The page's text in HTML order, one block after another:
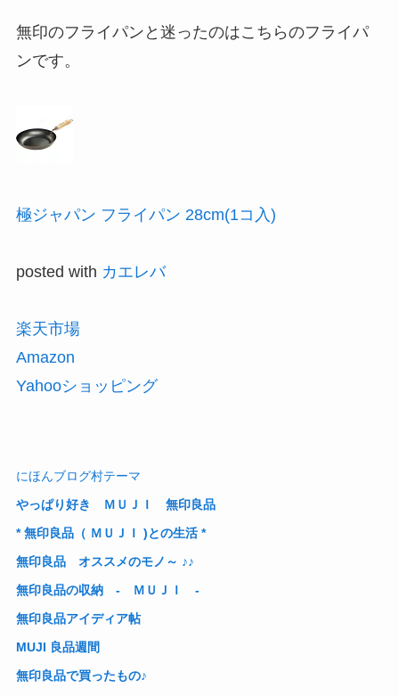
無印のフライパンと迷ったのはこちらのフライパ
ンです。
極ジャパン フライパン 28cm(1コ入)
posted with カエレバ
楽天市場
Amazon
Yahooショッピング
にほんブログ村テーマ
やっぱり好き ＭＵＪＩ 無印良品
* 無印良品（ ＭＵＪＩ )との生活 *
無印良品 オススメのモノ～ ♪♪
無印良品の収納 - ＭＵＪＩ -
無印良品アイディア帖
MUJI 良品週間
無印良品で買ったもの♪